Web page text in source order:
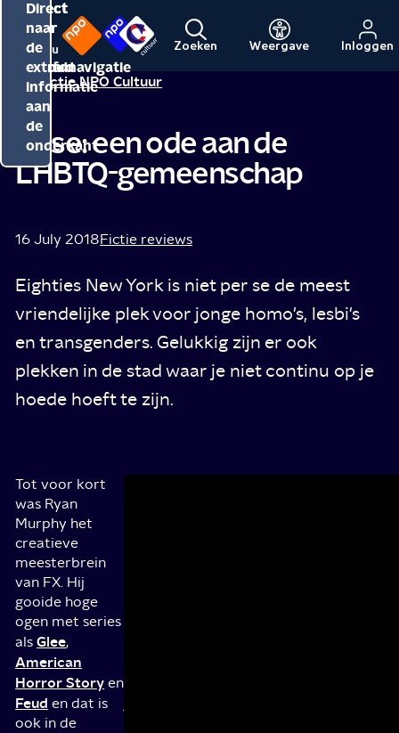
Direct
naar
de
inhoud
Direct
naar
de
hoofdnavigatie
Direct
naar
de
extra
informatie
aan
de
onderkant
Menu
Naar
de
NPO
Naar
de
NPO
Cultuur
Zoeken Weergave Inloggen
Redactie NPO Cultuur
Pose: een ode aan de
LHBTQ-gemeenschap
16 July 2018Fictie reviews
Eighties New York is niet per se de meest
vriendelijke plek voor jonge homo's, lesbi's
en transgenders. Gelukkig zijn er ook
plekken in de stad waar je niet continu op je
hoede hoeft te zijn.
Tot voor kort
was Ryan
Murphy het
creatieve
meesterbrein
van FX. Hij
gooide hoge
ogen met series
alsGlee,
American
Horror Story en
Feud en dat is
ook in de